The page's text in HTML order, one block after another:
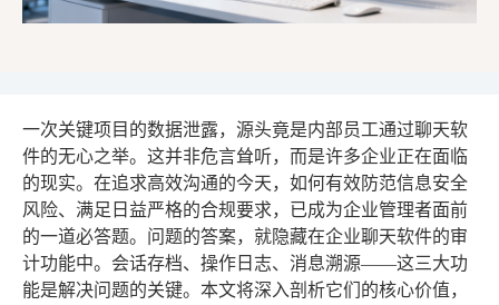
一次关键项目的数据泄露，源头竟是内部员工通过聊天软
件的无心之举。这并非危言耸听，而是许多企业正在面临
的现实。在追求高效沟通的今天，如何有效防范信息安全
风险、满足日益严格的合规要求，已成为企业管理者面前
的一道必答题。问题的答案，就隐藏在企业聊天软件的审
计功能中。会话存档、操作日志、消息溯源——这三大功
能是解决问题的关键。本文将深入剖析它们的核心价值，